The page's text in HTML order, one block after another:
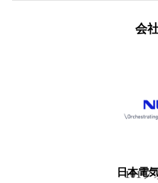
会
日本電
101フ